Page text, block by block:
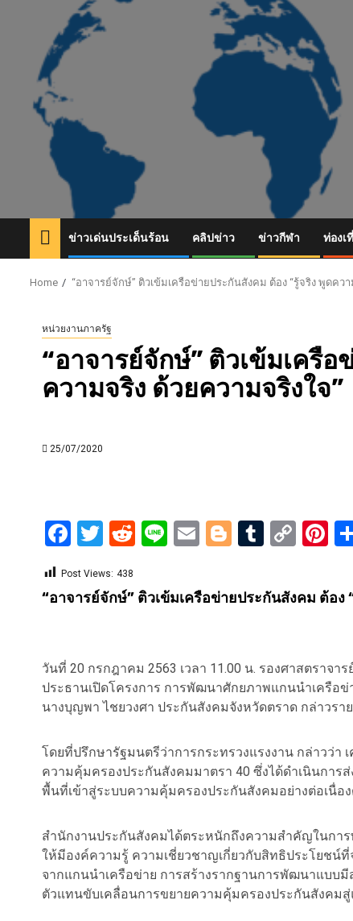
ข่าวเด่นประเด็นร้อน คลิปข่าว ข่าวกีฬา ท่องเ
Home “อาจารย์จักษ์” ติวเข้มเครือข่ายประกันสังคม ต้อง “รู้จริง พูดคว
หน่วยงานภาครัฐ
“อาจารย์จักษ์” ติวเข้มเครื
ความจริง ด้วยความจริงใจ”
25/07/2020
Facebook
Twitter
Reddit
LineEmailBlogger
Tumblr
Copy
Post Views: 438
“อาจารย์จักษ์” ติวเข้มเครือข่ายประกันสังคม ต้อง
วันที่ 20 กรกฎาคม 2563 เวลา 11.00 น. รองศาสตราจ
ประธานเปิดโครงการ การพัฒนาศักยภาพแกนนำเครือข่
นางบุญพา ไชยวงศา ประกันสังคมจังหวัดตราด กล่าวรา
โดยที่ปรึกษารัฐมนตรีว่าการกระทรวงแรงงาน กล่าวว่
ความคุ้มครองประกันสังคมมาตรา 40 ซึ่งได้ดำเนินกา
พื้นที่เข้าสู่ระบบความคุ้มครองประกันสังคมอย่างต่อเนื่อ
สำนักงานประกันสังคมได้ตระหนักถึงความสำคัญในกา
ให้มีองค์ความรู้ ความเชี่ยวชาญเกี่ยวกับสิทธิประโยชน์
จากแกนนำเครือข่าย การสร้างรากฐานการพัฒนาแบบ
ตัวแทนขับเคลื่อนการขยายความคุ้มครองประกันสังคม